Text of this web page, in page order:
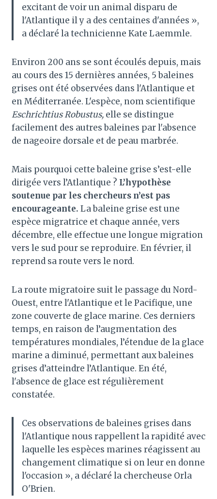
excitant de voir un animal disparu de
l'Atlantique il y a des centaines d'années »,
a déclaré la technicienne Kate Laemmle.
Environ 200 ans se sont écoulés depuis, mais
au cours des 15 dernières années, 5 baleines
grises ont été observées dans l'Atlantique et
en Méditerranée. L'espèce, nom scientifique
Eschrichtius Robustus, elle se distingue
facilement des autres baleines par l'absence
de nageoire dorsale et de peau marbrée.
Mais pourquoi cette baleine grise s’est-elle
dirigée vers l’Atlantique ? L’hypothèse
soutenue par les chercheurs n’est pas
encourageante. La baleine grise est une
espèce migratrice et chaque année, vers
décembre, elle effectue une longue migration
vers le sud pour se reproduire. En février, il
reprend sa route vers le nord.
La route migratoire suit le passage du Nord-
Ouest, entre l'Atlantique et le Pacifique, une
zone couverte de glace marine. Ces derniers
temps, en raison de l’augmentation des
températures mondiales, l’étendue de la glace
marine a diminué, permettant aux baleines
grises d’atteindre l’Atlantique. En été,
l'absence de glace est régulièrement
constatée.
Ces observations de baleines grises dans
l'Atlantique nous rappellent la rapidité avec
laquelle les espèces marines réagissent au
changement climatique si on leur en donne
l'occasion », a déclaré la chercheuse Orla
O'Brien.